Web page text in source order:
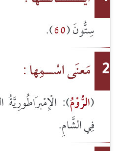
سِتُّونَ (60
).
2 مَعنَى اسْـــمِها :
(الرُّوْمُ): الْإِمْبرَاطُورِيَّةُ
فِي الشَّامِ.